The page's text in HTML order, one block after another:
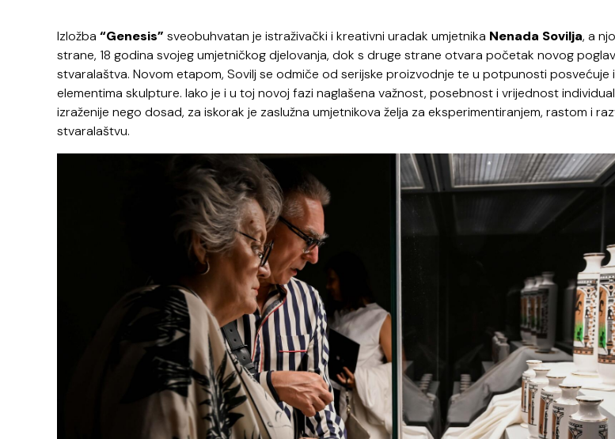
Izložba “Genesis” sveobuhvatan je istraživački i kreativni uradak umjetnika Nenada Sovilja, a
strane, 18 godina svojeg umjetničkog djelovanja, dok s druge strane otvara početak novog
stvaralaštva. Novom etapom, Sovilj se odmiče od serijske proizvodnje te u potpunosti posvećuje
elementima skulpture. Iako je i u toj novoj fazi naglašena važnost, posebnost i vrijednost
izraženije nego dosad, za iskorak je zaslužna umjetnikova želja za eksperimentiranjem, rastom i
stvaralaštvu.